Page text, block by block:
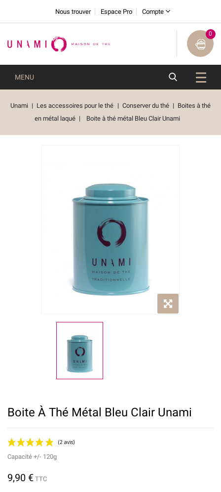
Nous trouver Espace Pro Compte
0
MENU
Unami Les accessoires pour le thé Conserver du thé
Boites à thé
en métal laqué
Boite à thé métal Bleu Clair Unami
Boite À Thé Métal Bleu Clair Unami
Capacité +/- 120g
9,90 € TTC